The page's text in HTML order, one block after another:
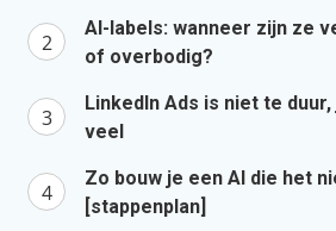
AI-labels: wanneer zijn ze
of overbodig?
LinkedIn Ads is niet te
veel
Zo bouw je een AI die het
[stappenplan]